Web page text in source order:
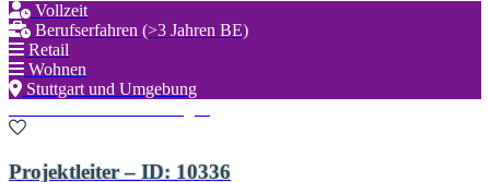
Vollzeit
Berufserfahren (>3 Jahren BE)
Retail
Wohnen
Stuttgart und Umgebung
Projektleiter – ID: 10336